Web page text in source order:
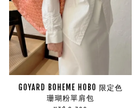
GOYARD BOHEME HOBO 限定色
珊瑚粉單肩包